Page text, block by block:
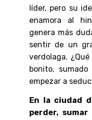
líder, pero su
enamora al
genera más
sentir de un
verdolaga.
bonito, sumado
empezar a
En la ciudad
perder,